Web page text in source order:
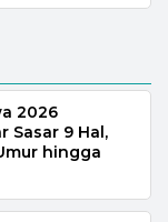
2026
Sasar 9 Hal,
hingga